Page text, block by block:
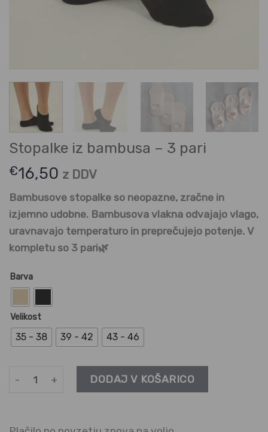
Stopalke iz bambusa – 3 pari
€16,50 z DDV
Bambusove stopalke so neopazne, zračne in
izjemno udobne. Bambusova vlakna odvajajo vlago,
uravnavajo temperaturo in preprečujejo potenje. V
kompletu so 3 pari🌿
Barva
Velikost
35 - 38 39 - 42 43 - 46
Stopalke iz bambusa - 3 pari količina
DODAJ V KOŠARICO